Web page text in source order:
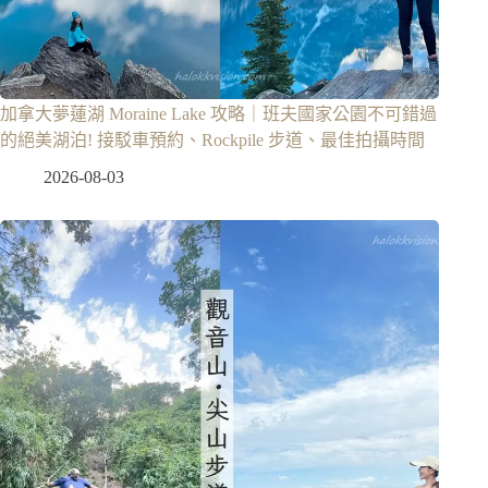
加拿大夢蓮湖 Moraine Lake 攻略｜班夫國家公園不可錯過
的絕美湖泊! 接駁車預約、Rockpile 步道、最佳拍攝時間
2026-08-03